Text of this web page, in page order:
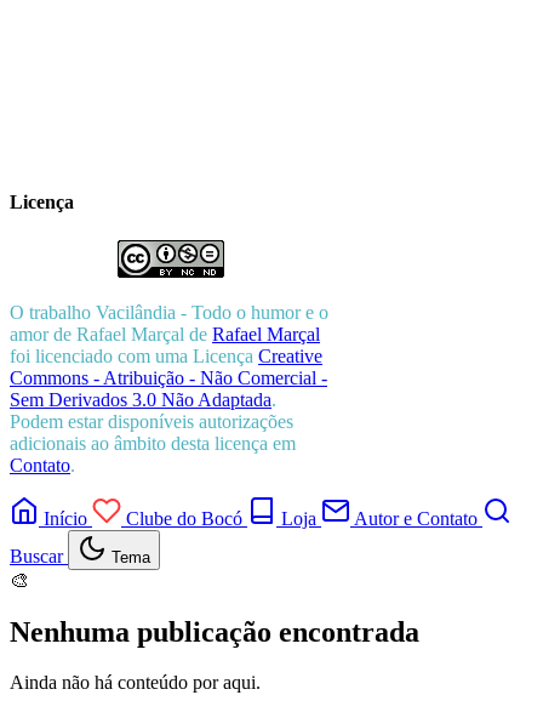
Licença
O trabalho Vacilândia - Todo o humor e o
amor de Rafael Marçal de Rafael Marçal
foi licenciado com uma Licença Creative
Commons - Atribuição - Não Comercial -
Sem Derivados 3.0 Não Adaptada.
Podem estar disponíveis autorizações
adicionais ao âmbito desta licença em
Contato.
Início Clube do Bocó Loja
Autor e Contato
Buscar
Tema
🎨
Nenhuma publicação encontrada
Ainda não há conteúdo por aqui.